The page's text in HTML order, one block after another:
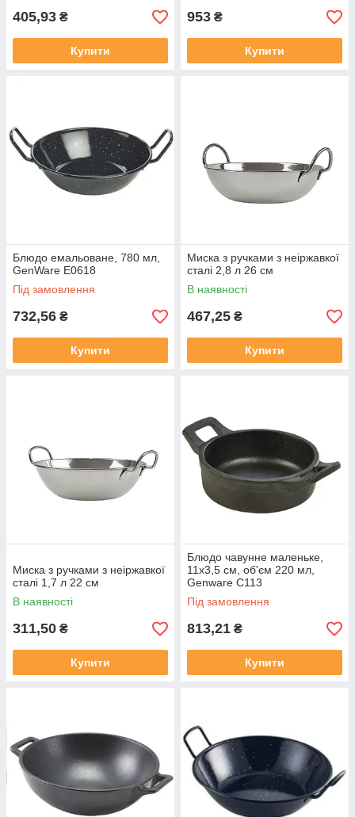
405,93 ₴
Купити
953 ₴
Купити
Блюдо емальоване, 780 мл,
GenWare E0618
Під замовлення
732,56 ₴
Купити
Миска з ручками з неіржавкої
сталі 2,8 л 26 см
В наявності
467,25 ₴
Купити
Миска з ручками з неіржавкої
сталі 1,7 л 22 см
В наявності
311,50 ₴
Купити
Блюдо чавунне маленьке,
11х3,5 см, об'єм 220 мл,
Genware C113
Під замовлення
813,21 ₴
Купити